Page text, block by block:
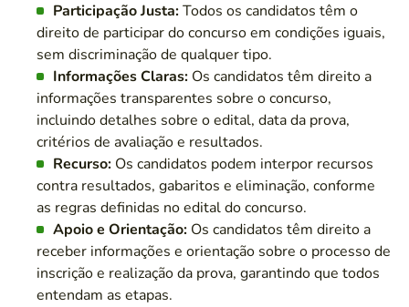
Participação Justa:Todos os candidatos têm o
direito de participar do concurso em condições iguais,
sem discriminação de qualquer tipo.
Informações Claras: Os candidatos têm direito a
informações transparentes sobre o concurso,
incluindo detalhes sobre o edital, data da prova,
critérios de avaliação e resultados.
Recurso: Os candidatos podem interpor recursos
contra resultados, gabaritos e eliminação, conforme
as regras definidas no edital do concurso.
Apoio e Orientação: Os candidatos têm direito a
receber informações e orientação sobre o processo de
inscrição e realização da prova, garantindo que todos
entendam as etapas.